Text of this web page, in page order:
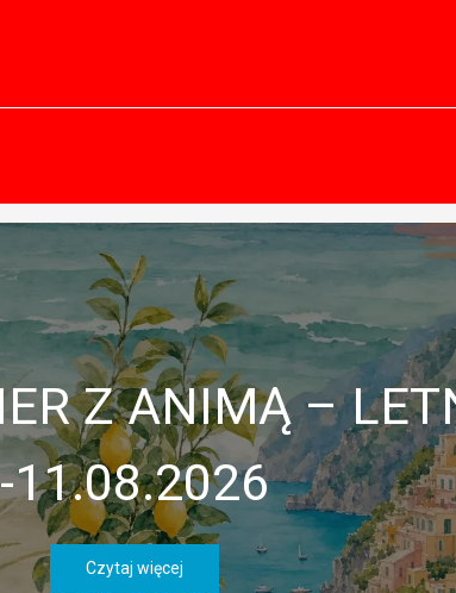
Z ANIMĄ –
-11.08.2026
Czytaj więcej